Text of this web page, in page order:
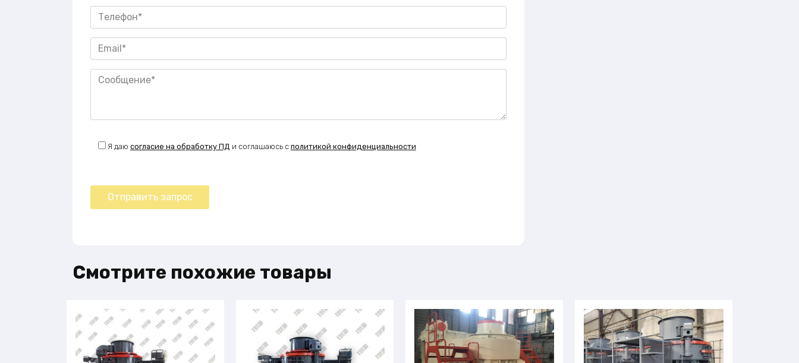
Я даю согласие на обработку ПД и соглашаюсь с политикой конфиденциальности
Смотрите похожие товары